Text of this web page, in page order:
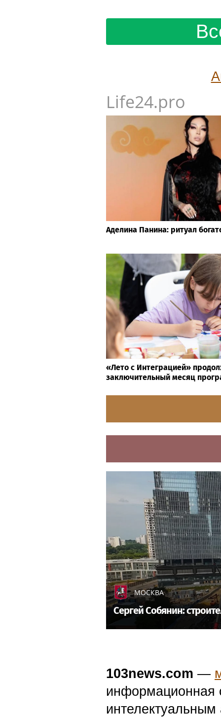
Life24.pro
Аделина Панина: ритуал
«Лето с Интеграцией»
заключительный месяц
МОСКВА
Сергей Собянин:
103news.com —
информационная